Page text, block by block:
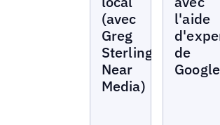
(avec
Greg
Sterling,
Near
Media)
l'aide
de
Google